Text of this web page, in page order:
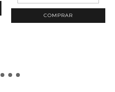
COMPRAR